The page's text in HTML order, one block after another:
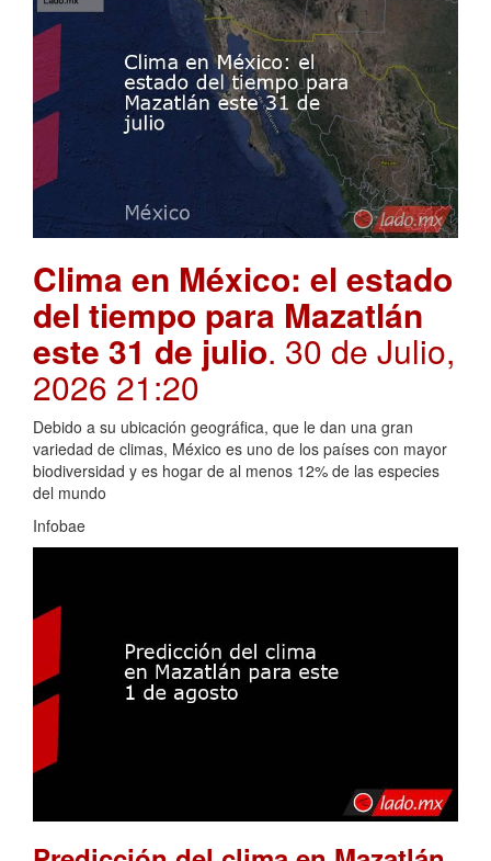
Clima en México: el estado
del tiempo para Mazatlán
este 31 de julio. 30 de Julio,
2026 21:20
Debido a su ubicación geográfica, que le dan una gran
variedad de climas, México es uno de los países con mayor
biodiversidad y es hogar de al menos 12% de las especies
del mundo
Infobae